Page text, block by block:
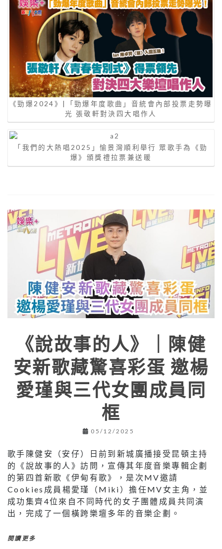
《勁爆2024》|「勁爆年度歌曲」音統會內部投票走勢曝
光 張敬軒對決四大唱作人
「我們的大熱唱2025」愉景灣順利舉行 眾歌手為《勁
爆》頒獎禮拉票兼送暖
《說故事的人》｜陳健
安新歌藏驚喜彩蛋 邀楊
愛瑾與三代女團成員同
框
05/12/2025
歌手陳健安（安仔）日前到新城廣播接受昆頓主持
的《說故事的人》訪問，宣傳其年度音樂專輯企劃
的第四首新歌《伊甸有歌》，是次MV邀請
Cookies成員楊愛瑾（Miki）擔任MV女主角，並
成功集齊4位來自不同時代的女子團體成員共同演
出，完成了一個橫跨樂壇多年的音樂企劃。
閱讀更多